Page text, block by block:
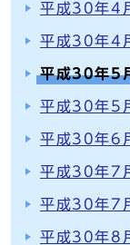
平成30年4
平成30年4
平成30年5
平成30年5
平成30年6
平成30年7
平成30年7
平成30年8